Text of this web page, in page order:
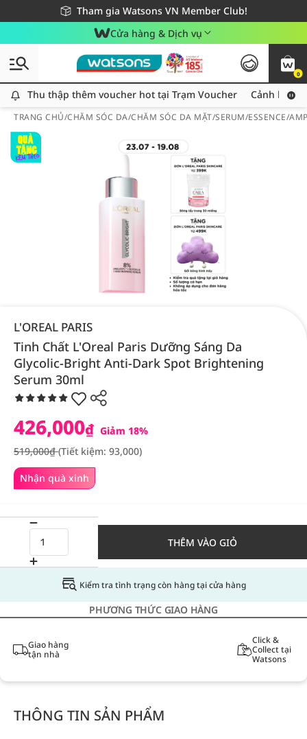
Tham gia Watsons VN Member Club!
Miễn phí giao hàng cho đơn hàng từ 249,000Đ
Giao hàng nhanh 24h - Áp dụng khu vực TP. Hồ Chí Minh
Cửa hàng & Dịch vụ
0
Thu thập thêm voucher hot tại Trạm Voucher
Thu thập thêm voucher hot tại Trạm Voucher Cảnh báo
TRANG CHỦ/CHĂM SÓC DA/CHĂM SÓC DA MẶT/SERUM/ESSENCE/
L'OREAL PARIS
Tinh Chất L'Oreal Paris Dưỡng Sáng Da
Glycolic-Bright Anti-Dark Spot Brightening
Serum 30ml
Nhận quà xinh
426,000₫ Giảm 18%
519,000₫(Tiết kiệm: 93,000)
THÊM VÀO GIỎ
Kiểm tra tình trạng còn hàng tại cửa hàng
PHƯƠNG THỨC GIAO HÀNG
Giao hàng
tận nhà
Click &
Collect tại
Watsons
THÔNG TIN SẢN PHẨM